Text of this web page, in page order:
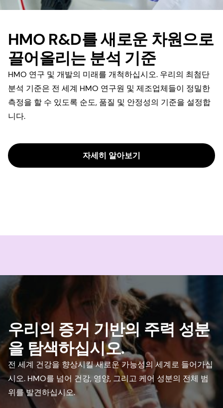
HMO R&D를 새로운 차원으로
끌어올리는 분석 기준
HMO 연구 및 개발의 미래를 개척하십시오. 우리의 최첨단
분석 기준은 전 세계 HMO 연구원 및 제조업체들이 정밀한
측정을 할 수 있도록 순도, 품질 및 안정성의 기준을 설정합
니다.
자세히 알아보기
우리의 증거 기반의 주력 성분
을 탐색하십시오.
전 세계 건강을 향상시킬 새로운 가능성의 세계로 들어가십
시오. HMO를 넘어 건강, 영양, 그리고 케어 성분의 전체 범
위를 발견하십시오.